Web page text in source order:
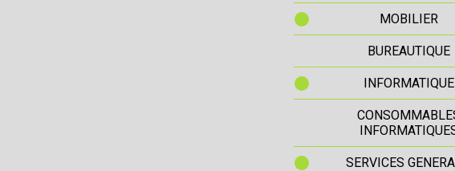
MOBILIER
BUREAUTIQUE
INFORMATIQUE
SERVICES